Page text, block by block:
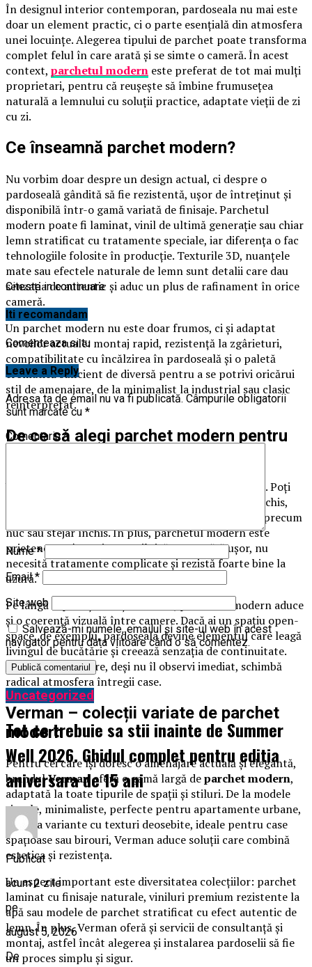
În designul interior contemporan, pardoseala nu mai este
doar un element practic, ci o parte esențială din atmosfera
unei locuințe. Alegerea tipului de parchet poate transforma
complet felul în care arată și se simte o cameră. În acest
context, parchetul modern este preferat de tot mai mulți
proprietari, pentru că reușește să îmbine frumusețea
naturală a lemnului cu soluții practice, adaptate vieții de zi
cu zi.
Ce înseamnă parchet modern?
Nu vorbim doar despre un design actual, ci despre o
pardoseală gândită să fie rezistentă, ușor de întreținut și
disponibilă într-o gamă variată de finisaje. Parchetul
modern poate fi laminat, vinil de ultimă generație sau chiar
lemn stratificat cu tratamente speciale, iar diferența o fac
tehnologiile folosite în producție. Texturile 3D, nuanțele
mate sau efectele naturale de lemn sunt detalii care dau
senzația de autentic și aduc un plus de rafinament în orice
cameră.
Un parchet modern nu este doar frumos, ci și adaptat
nevoilor actuale: montaj rapid, rezistență la zgârieturi,
compatibilitate cu încălzirea în pardoseală și o paletă
cromatică suficient de diversă pentru a se potrivi oricărui
stil de amenajare, de la minimalist la industrial sau clasic
reinterpretat.
De ce să alegi parchet modern pentru
Unul dintre principalele avantaje este versatilitatea. Poți
crea un interior luminos și aerisit cu un parchet deschis,
sau unul sofisticat și elegant cu tonuri mai închise, precum
nuc sau stejar închis. În plus, parchetul modern este
prietenos cu întreținerea zilnică – se curăță ușor, nu
necesită tratamente complicate și rezistă foarte bine la
uzură.
Pe lângă aspect și funcționalitate, parchetul modern aduce
și o coerență vizuală între camere. Dacă ai un spațiu open-
space, de exemplu, pardoseala devine elementul care leagă
livingul de bucătărie și creează senzația de continuitate.
Este un detaliu care, deși nu îl observi imediat, schimbă
radical atmosfera întregii case.
Verman – colecții variate de parchet
modern
Pentru cei care își doresc o amenajare actuală și elegantă,
brandulVermanoferă o gamă largă deparchet modern,
adaptată la toate tipurile de spații și stiluri. De la modele
simple, minimaliste, perfecte pentru apartamente urbane,
până la variante cu texturi deosebite, ideale pentru case
spațioase sau birouri, Verman aduce soluții care combină
estetica și rezistența.
Un aspect important este diversitatea colecțiilor: parchet
laminat cu finisaje naturale, viniluri premium rezistente la
apă sau modele de parchet stratificat cu efect autentic de
lemn. În plus, Verman oferă și servicii de consultanță și
montaj, astfel încât alegerea și instalarea pardoselii să fie
un proces simplu și sigur.
Citeste in continuare
Iti recomandam
Comenteaza si tu
Leave a Reply
Adresa ta de email nu va fi publicată. Câmpurile obligatorii
sunt marcate cu *
Comentariu*
Nume*
Email*
Site web
Salvează-mi numele, emailul și site-ul web în acest
navigator pentru data viitoare când o să comentez.
Uncategorized
Tot ce trebuie sa stii inainte de Summer
Well 2026. Ghidul complet pentru editia
aniversara de 15 ani
Publicat
acum 2 zile
pe
august 5, 2026
De